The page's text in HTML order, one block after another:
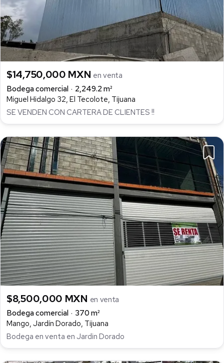
$14,750,000 MXN en venta
Bodega comercial
2,249.2 m²
Miguel Hidalgo 32, El Tecolote, Tijuana
SE VENDEN CON CARTERA DE CLIENTES !!
$8,500,000 MXN en venta
Bodega comercial
370 m²
Mango, Jardín Dorado, Tijuana
Bodega en venta en Jardin Dorado